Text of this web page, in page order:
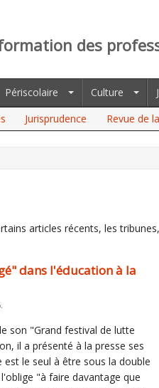
des
Périscolaire Culture
Jurisprudence Revue de
articles récents, les tribunes,
dans l'éducation à la
son "Grand festival de lutte
il a présenté à la presse ses
le seul à être sous la double
"à faire davantage que